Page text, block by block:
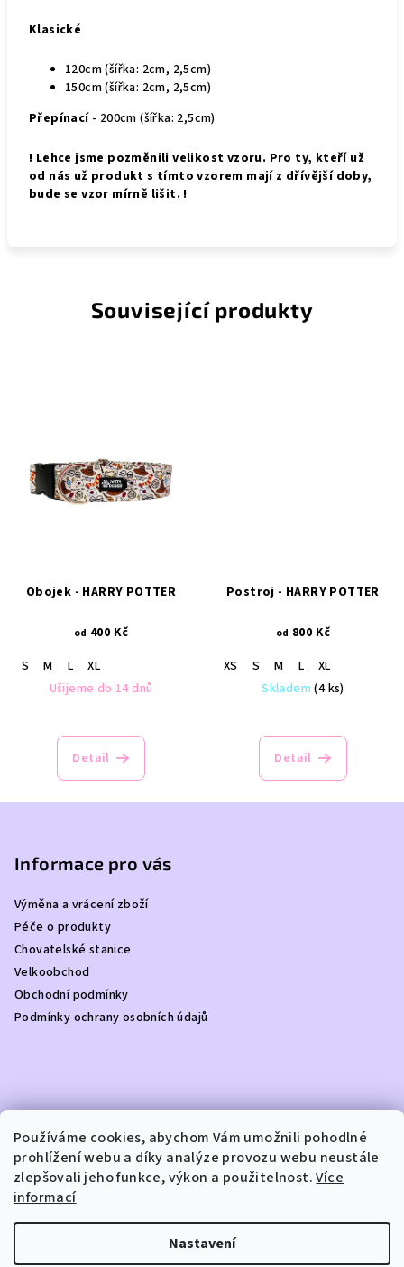
Používáme cookies, abychom Vám umožnili pohodlné
prohlížení webu a díky analýze provozu webu neustále
zlepšovali jeho funkce, výkon a použitelnost.Více
informací
Nastavení
Klasické
120cm (šířka: 2cm, 2,5cm)
150cm (šířka: 2cm, 2,5cm)
Přepínací - 200cm (šířka: 2,5cm)
! Lehce jsme pozměnili velikost vzoru. Pro ty, kteří už
od nás už produkt s tímto vzorem mají z dřívější doby,
bude se vzor mírně lišit. !
Související produkty
Obojek - HARRY POTTER
od 400 Kč
S
M L
XL
Ušijeme do 14 dnů
Detail
Postroj - HARRY POTTER
od 800 Kč
XS
S M L
XL
Skladem(4 ks)
Detail
Informace pro vás
Výměna a vrácení zboží
Péče o produkty
Chovatelské stanice
Velkoobchod
Obchodní podmínky
Podmínky ochrany osobních údajů
Kontakt
info @dottydoggie.cz
+420739459984